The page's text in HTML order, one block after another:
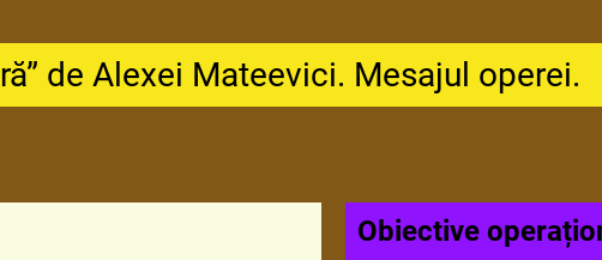
de Alexei Mateevici. Mesajul operei.
Obiective